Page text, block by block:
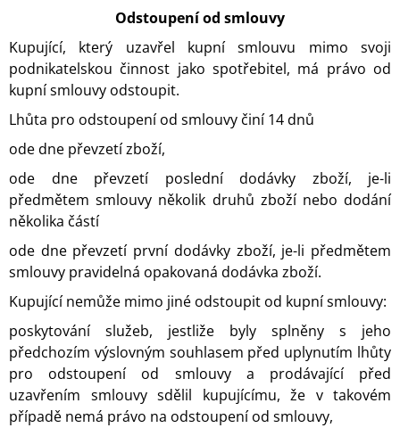
Odstoupení od smlouvy
Kupující, který uzavřel kupní smlouvu mimo svoji
podnikatelskou činnost jako spotřebitel, má právo od
kupní smlouvy odstoupit.
Lhůta pro odstoupení od smlouvy činí 14 dnů
ode dne převzetí zboží,
ode dne převzetí poslední dodávky zboží, je-li
předmětem smlouvy několik druhů zboží nebo dodání
několika částí
ode dne převzetí první dodávky zboží, je-li předmětem
smlouvy pravidelná opakovaná dodávka zboží.
Kupující nemůže mimo jiné odstoupit od kupní smlouvy:
poskytování služeb, jestliže byly splněny s jeho
předchozím výslovným souhlasem před uplynutím lhůty
pro odstoupení od smlouvy a prodávající před
uzavřením smlouvy sdělil kupujícímu, že v takovém
případě nemá právo na odstoupení od smlouvy,